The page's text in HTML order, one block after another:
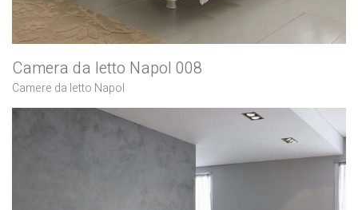
Camera da letto Napol 008
Camere da letto Napol